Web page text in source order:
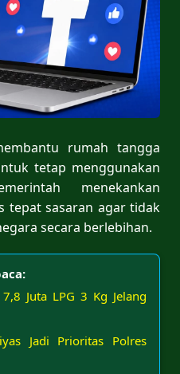
rumah tangga
tetap menggunakan
menekankan
tepat sasaran agar tidak
secara berlebihan.
Juta LPG 3 Kg Jelang
Jadi Prioritas Polres